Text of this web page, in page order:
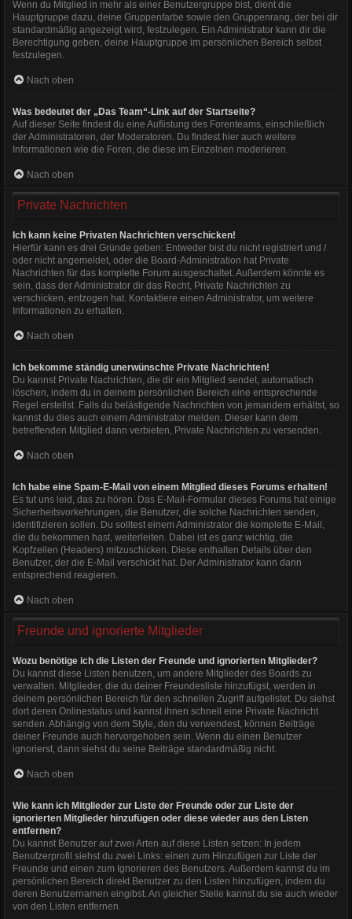
Wenn du Mitglied in mehr als einer Benutzergruppe bist, dient die
Hauptgruppe dazu, deine Gruppenfarbe sowie den Gruppenrang, der bei dir
standardmäßig angezeigt wird, festzulegen. Ein Administrator kann dir die
Berechtigung geben, deine Hauptgruppe im persönlichen Bereich selbst
festzulegen.
Nach oben
Was bedeutet der „Das Team“-Link auf der Startseite?
Auf dieser Seite findest du eine Auflistung des Forenteams, einschließlich
der Administratoren, der Moderatoren. Du findest hier auch weitere
Informationen wie die Foren, die diese im Einzelnen moderieren.
Nach oben
Private Nachrichten
Ich kann keine Privaten Nachrichten verschicken!
Hierfür kann es drei Gründe geben: Entweder bist du nicht registriert und /
oder nicht angemeldet, oder die Board-Administration hat Private
Nachrichten für das komplette Forum ausgeschaltet. Außerdem könnte es
sein, dass der Administrator dir das Recht, Private Nachrichten zu
verschicken, entzogen hat. Kontaktiere einen Administrator, um weitere
Informationen zu erhalten.
Nach oben
Ich bekomme ständig unerwünschte Private Nachrichten!
Du kannst Private Nachrichten, die dir ein Mitglied sendet, automatisch
löschen, indem du in deinem persönlichen Bereich eine entsprechende
Regel erstellst. Falls du belästigende Nachrichten von jemandem erhältst, so
kannst du dies auch einem Administrator melden. Dieser kann dem
betreffenden Mitglied dann verbieten, Private Nachrichten zu versenden.
Nach oben
Ich habe eine Spam-E-Mail von einem Mitglied dieses Forums erhalten!
Es tut uns leid, das zu hören. Das E-Mail-Formular dieses Forums hat einige
Sicherheitsvorkehrungen, die Benutzer, die solche Nachrichten senden,
identifizieren sollen. Du solltest einem Administrator die komplette E-Mail,
die du bekommen hast, weiterleiten. Dabei ist es ganz wichtig, die
Kopfzeilen (Headers) mitzuschicken. Diese enthalten Details über den
Benutzer, der die E-Mail verschickt hat. Der Administrator kann dann
entsprechend reagieren.
Nach oben
Freunde und ignorierte Mitglieder
Wozu benötige ich die Listen der Freunde und ignorierten Mitglieder?
Du kannst diese Listen benutzen, um andere Mitglieder des Boards zu
verwalten. Mitglieder, die du deiner Freundesliste hinzufügst, werden in
deinem persönlichen Bereich für den schnellen Zugriff aufgelistet. Du siehst
dort deren Onlinestatus und kannst ihnen schnell eine Private Nachricht
senden. Abhängig von dem Style, den du verwendest, können Beiträge
deiner Freunde auch hervorgehoben sein. Wenn du einen Benutzer
ignorierst, dann siehst du seine Beiträge standardmäßig nicht.
Nach oben
Wie kann ich Mitglieder zur Liste der Freunde oder zur Liste der
ignorierten Mitglieder hinzufügen oder diese wieder aus den Listen
entfernen?
Du kannst Benutzer auf zwei Arten auf diese Listen setzen: In jedem
Benutzerprofil siehst du zwei Links: einen zum Hinzufügen zur Liste der
Freunde und einen zum Ignorieren des Benutzers. Außerdem kannst du im
persönlichen Bereich direkt Benutzer zu den Listen hinzufügen, indem du
deren Benutzernamen eingibst. An gleicher Stelle kannst du sie auch wieder
von den Listen entfernen.